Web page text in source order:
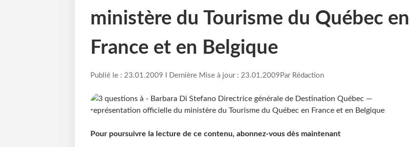
ministère du Tourisme du Québec en
France et en Belgique
Publié le : 23.01.2009 I Dernière Mise à jour : 23.01.2009 Par Rédaction
Pour poursuivre la lecture de ce contenu, abonnez-vous dès maintenant